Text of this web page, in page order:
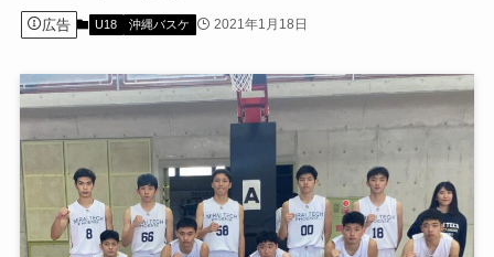
広告 U18 沖縄バスケ 2021年1月18日